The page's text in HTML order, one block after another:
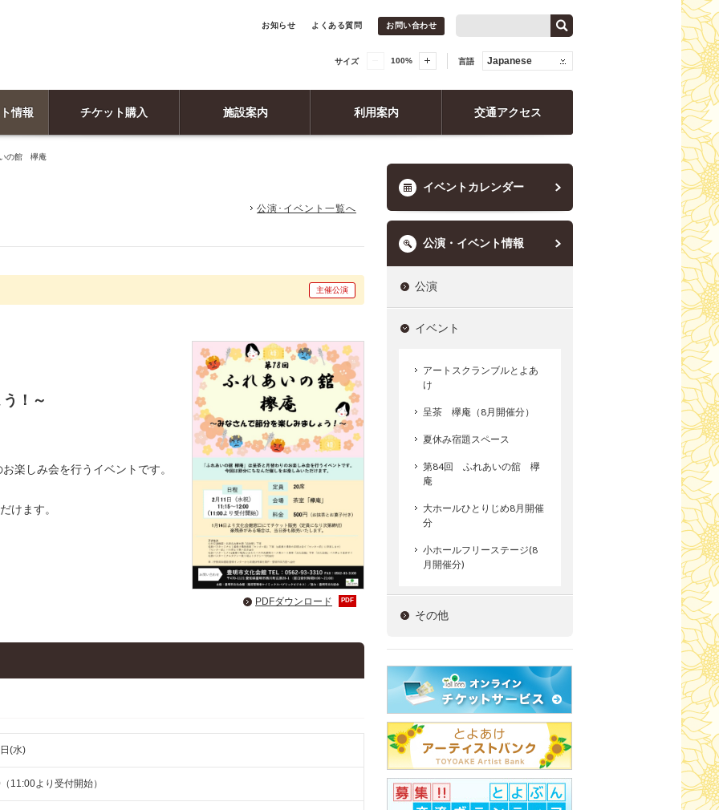
お知らせ よくある質問 お問い合わせ
サイズ 100% 言語 Japanese
情報 チケット購入 施設案内 利用案内 交通アクセス
の館 欅庵
公演･イベント一覧へ
主催公演
！～
楽しみ会を行うイベントです。
けます。
PDFダウンロード PDF
(水)
11:00より受付開始）
イベントカレンダー
公演・イベント情報
公演
イベント
アートスクランブルとよあ
け
呈茶 欅庵（8月開催分）
夏休み宿題スペース
第84回 ふれあいの舘 欅
庵
大ホールひとりじめ8月開催
分
小ホールフリーステージ(8
月開催分)
その他